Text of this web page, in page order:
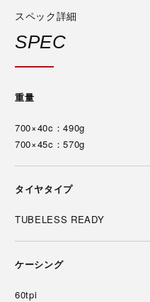
スペック詳細
SPEC
重量
700×40c：490g
700×45c：570g
タイヤタイプ
TUBELESS READY
ケーシング
60tpi